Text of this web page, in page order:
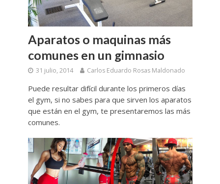
Aparatos o maquinas más
comunes en un gimnasio
31 julio, 2014 Carlos Eduardo Rosas Maldonado
Puede resultar difícil durante los primeros días
el gym, si no sabes para que sirven los aparatos
que están en el gym, te presentaremos las más
comunes.